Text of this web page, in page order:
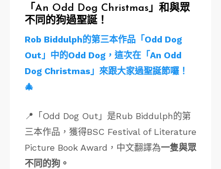
「An Odd Dog Christmas」和與眾
不同的狗過聖誕！
Rob Biddulph的第三本作品「Odd Dog
Out」中的Odd Dog，這次在「An Odd
Dog Christmas」來跟大家過聖誕節囉！
🎄
📍「Odd Dog Out」是Rub Biddulph的第
三本作品，獲得BSC Festival of Literature
Picture Book Award，中文翻譯為一隻與眾
不同的狗。